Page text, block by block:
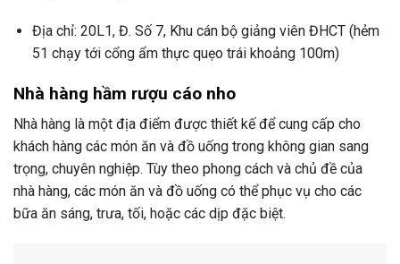
Địa chỉ: 20L1, Đ. Số 7, Khu cán bộ giảng viên ĐHCT (hẻm
51 chạy tới cổng ẩm thực quẹo trái khoảng 100m)
Nhà hàng hầm rượu cáo nho
Nhà hàng là một địa điểm được thiết kế để cung cấp cho
khách hàng các món ăn và đồ uống trong không gian sang
trọng, chuyên nghiệp. Tùy theo phong cách và chủ đề của
nhà hàng, các món ăn và đồ uống có thể phục vụ cho các
bữa ăn sáng, trưa, tối, hoặc các dịp đặc biệt.